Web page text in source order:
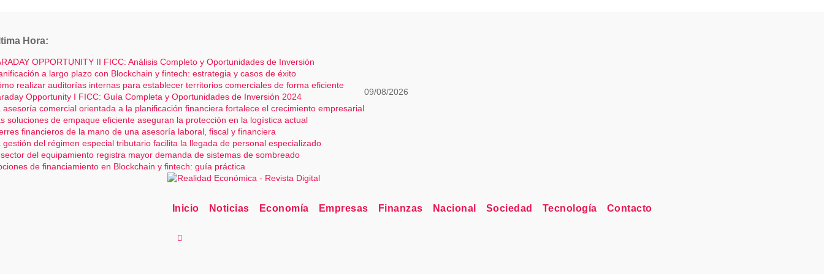
contenido
Hora:
OPPORTUNITY II FICC: Análisis Completo y Oportunidades de Inversión
a largo plazo con Blockchain y fintech: estrategia y casos de éxito
realizar auditorías internas para establecer territorios comerciales de forma eficiente
Opportunity I FICC: Guía Completa y Oportunidades de Inversión 2024
asesoría comercial orientada a la planificación financiera fortalece el crecimiento empresarial
soluciones de empaque eficiente aseguran la protección en la logística actual
financieros de la mano de una asesoría laboral, fiscal y financiera
gestión del régimen especial tributario facilita la llegada de personal especializado
del equipamiento registra mayor demanda de sistemas de sombreado
de financiamiento en Blockchain y fintech: guía práctica
09/08/2026
Inicio Noticias Economía Empresas Finanzas Nacional Sociedad Tecnología Contacto